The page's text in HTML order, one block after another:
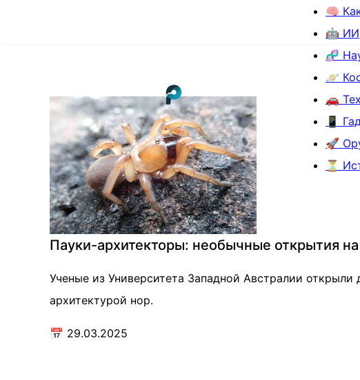
🧠
🤖 ИИ
🧬
🪐
🚗
📱
🚀
⏳
Пауки-архитекторы: необычные открытия
Ученые из Университета Западной Австралии
архитектурой нор.
📅 29.03.2025